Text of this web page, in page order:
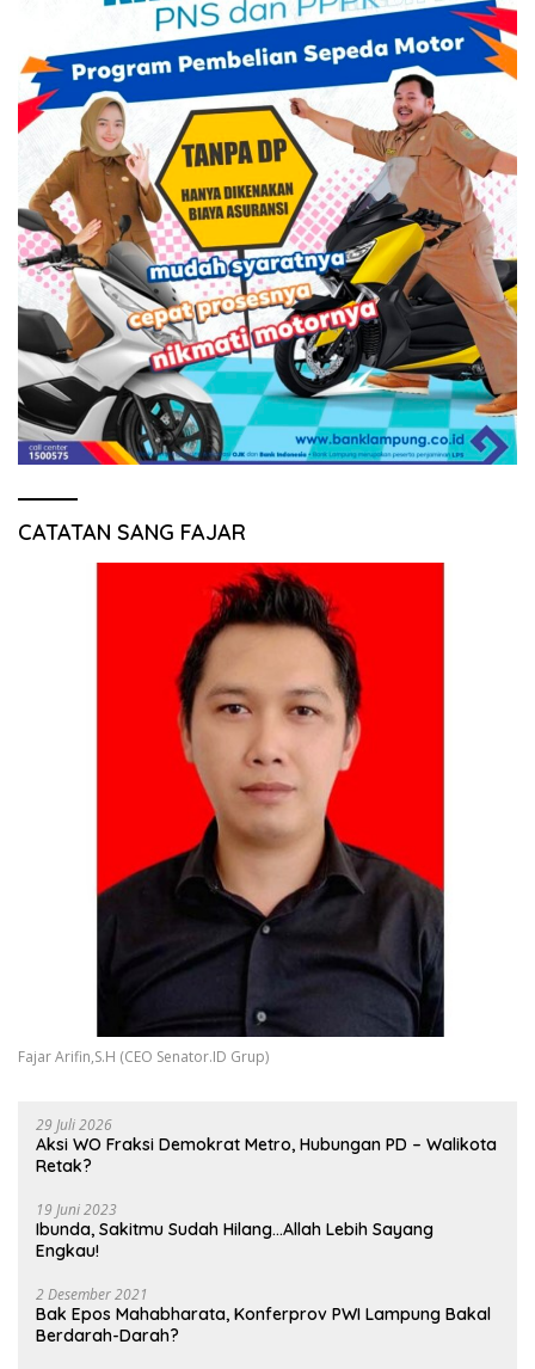
CATATAN SANG FAJAR
Fajar Arifin,S.H (CEO Senator.ID Grup)
29 Juli 2026
Aksi WO Fraksi Demokrat Metro, Hubungan PD – Walikota
Retak?
19 Juni 2023
Ibunda, Sakitmu Sudah Hilang…Allah Lebih Sayang
Engkau!
2 Desember 2021
Bak Epos Mahabharata, Konferprov PWI Lampung Bakal
Berdarah-Darah?